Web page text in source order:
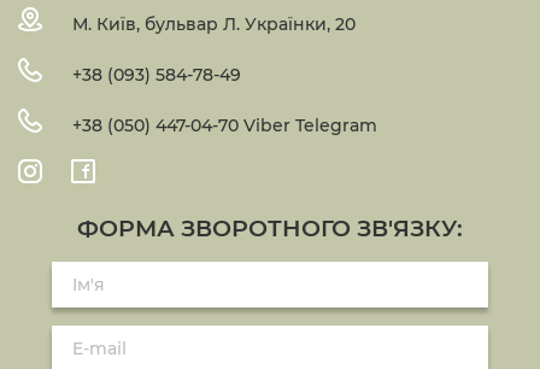
М. Київ, бульвар Л. Українки, 20
+38 (093) 584-78-49
+38 (050) 447-04-70 Viber Telegram
ФОРМА ЗВОРОТНОГО ЗВ'ЯЗКУ: